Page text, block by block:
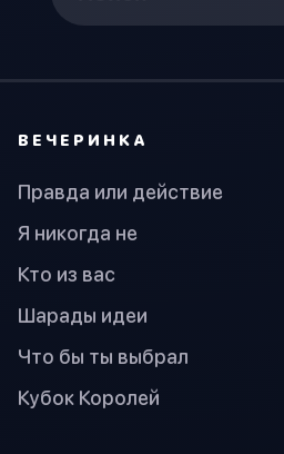
ВЕЧЕРИНКА
Правда или действие
Я никогда не
Кто из вас
Шарады идеи
Что бы ты выбрал
Кубок Королей